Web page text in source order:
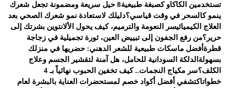
تستخدمين الكاكاو كصبغة طبيعية
8 حيل سريعة ومضمونة تجعل شعرك
ينمو كالسحر في وقت قياسي؟دليلك لاستعادة نمو شعرك الصحي بعد
العلاج الكيميائيسر النعومة والترميم، كيف يحول الألانتوين بشرتك إلى
حرير؟من رفع الجفون إلى تبييض العين، ثورة تجميلية في زجاجة
قطرة أفضل ماسكات طبيعية للشعر الدهني: حضريها في منزلك
بسهولة الدلكة السودانية للحامل، هل آمنة لتقشير الجسم وعلاج
الكلف؟
سر مكياج النجمات.. كيف تخفين الحبوب نهائياً بـ 4
خطواتاكتشفي أفضل أكواد خصم لمستحضرات العناية بالبشرة لعام